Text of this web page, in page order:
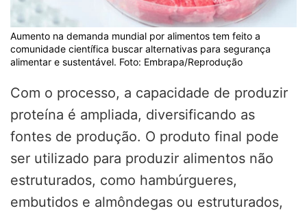
Aumento na demanda mundial por alimentos tem feito a
comunidade científica buscar alternativas para segurança
alimentar e sustentável. Foto: Embrapa/Reprodução
Com o processo, a capacidade de produzir
proteína é ampliada, diversificando as
fontes de produção. O produto final pode
ser utilizado para produzir alimentos não
estruturados, como hambúrgueres,
embutidos e almôndegas ou estruturados,